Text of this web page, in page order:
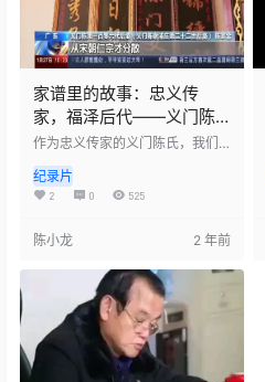
家谱里的故事：忠义传
家，福泽后代——义门陈
谢浦庄第二十二世后裔
作为忠义传家的义门陈氏，我们
的篇章。陈谢浦庄的第二十二世
后裔，继承了这份荣耀的传统。
观，传承着家族的优良品质。在
他们的带领下，我们的家族不断
发展壮大，福泽后代，为社会做
出了积极的贡献。 我们的祖先教
导我们要行善积德、孝敬长辈、
关爱他人。这些教诲不仅铭刻在
我们的心中，而且成为我们行动
的指南。我们以义门陈氏为荣，
将继续传承这份宝贵的家谱故
纪录片
2 0 525
陈小龙 2 年前